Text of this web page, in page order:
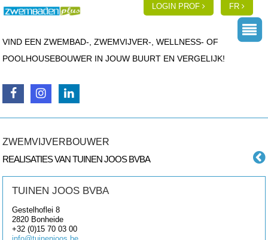
LOGIN PROF FR
VIND EEN ZWEMBAD-, ZWEMVIJVER-, WELLNESS- OF
POOLHOUSEBOUWER IN JOUW BUURT EN VERGELIJK!
ZWEMVIJVERBOUWER
REALISATIES VAN TUINEN JOOS BVBA
TUINEN JOOS BVBA
Gestelhoflei 8
2820 Bonheide
+32 (0)15 70 03 00